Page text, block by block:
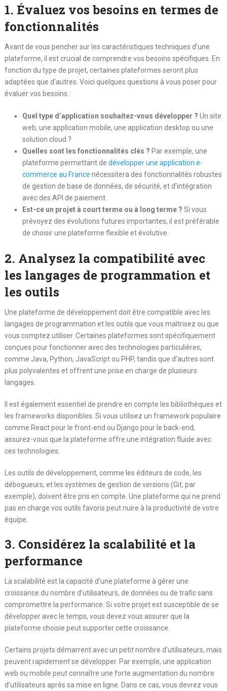
1. Évaluez vos besoins en termes de
fonctionnalités
Avant de vous pencher sur les caractéristiques techniques d’une
plateforme, il est crucial de comprendre vos besoins spécifiques. En
fonction du type de projet, certaines plateformes seront plus
adaptées que d’autres. Voici quelques questions à vous poser pour
évaluer vos besoins :
Quel type d’application souhaitez-vous développer ? Un site
web, une application mobile, une application desktop ou une
solution cloud ?
Quelles sont les fonctionnalités clés ? Par exemple, une
plateforme permettant de développer une application e-
commerce au France nécessitera des fonctionnalités robustes
de gestion de base de données, de sécurité, et d’intégration
avec des API de paiement.
Est-ce un projet à court terme ou à long terme ? Si vous
prévoyez des évolutions futures importantes, il est préférable
de choisir une plateforme flexible et évolutive.
2. Analysez la compatibilité avec
les langages de programmation et
les outils
Une plateforme de développement doit être compatible avec les
langages de programmation et les outils que vous maîtrisez ou que
vous comptez utiliser. Certaines plateformes sont spécifiquement
conçues pour fonctionner avec des technologies particulières,
comme Java, Python, JavaScript ou PHP, tandis que d’autres sont
plus polyvalentes et offrent une prise en charge de plusieurs
langages.
Il est également essentiel de prendre en compte les bibliothèques et
les frameworks disponibles. Si vous utilisez un framework populaire
comme React pour le front-end ou Django pour le back-end,
assurez-vous que la plateforme offre une intégration fluide avec
ces technologies.
Les outils de développement, comme les éditeurs de code, les
débogueurs, et les systèmes de gestion de versions (Git, par
exemple), doivent être pris en compte. Une plateforme qui ne prend
pas en charge vos outils favoris peut nuire à la productivité de votre
équipe.
3. Considérez la scalabilité et la
performance
La scalabilité est la capacité d’une plateforme à gérer une
croissance du nombre d’utilisateurs, de données ou de trafic sans
compromettre la performance. Si votre projet est susceptible de se
développer avec le temps, vous devez vous assurer que la
plateforme choisie peut supporter cette croissance.
Certains projets démarrent avec un petit nombre d’utilisateurs, mais
peuvent rapidement se développer. Par exemple, une application
web ou mobile peut connaître une forte augmentation du nombre
d’utilisateurs après sa mise en ligne. Dans ce cas, vous devrez vous